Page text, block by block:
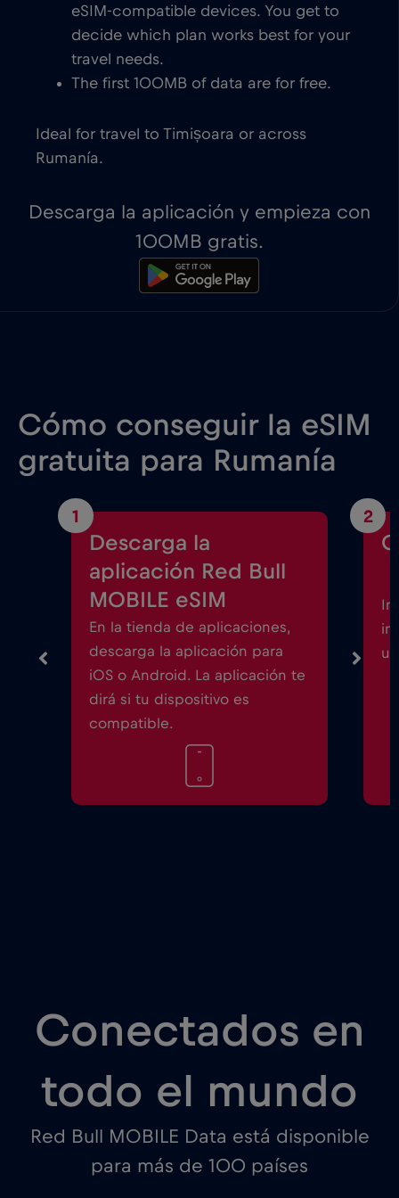
eSIM-compatible devices. You get to
decide which plan works best for your
travel needs.
The first 100MB of data are for free.
Ideal for travel to Timișoara or across
Rumanía.
Descarga la aplicación y empieza con
100MB gratis.
Cómo conseguir la eSIM
gratuita para Rumanía
1
Descarga la
aplicación Red Bull
MOBILE eSIM
En la tienda de aplicaciones,
descarga la aplicación para
iOS o Android. La aplicación te
dirá si tu dispositivo es
compatible.
2
Conectados en
todo el mundo
Red Bull MOBILE Data está disponible
para más de 100 países